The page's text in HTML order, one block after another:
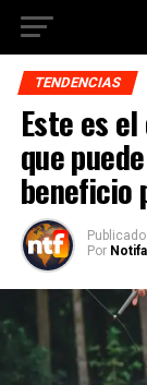
TENDENCIAS
Este es
que
beneficio
Publicado
Por